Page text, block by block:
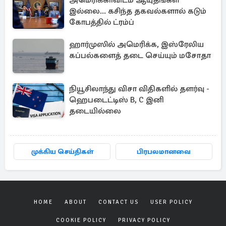
இல்லை... கசிந்த தகவல்களால் கடும்
கோபத்தில் ட்ரம்ப்
ஹார்முஸில் அமெரிக்க, இஸ்ரேலிய
கப்பல்களைத் தடை செய்யும் மசோதா
நியூசிலாந்து விசா விதிகளில் தளர்வு -
ஹெபடைட்டிஸ் B, C இனி
தடையில்லை
முக்கிய செய்திகள் பிரபலமானவை
HOME ABOUT CONTACT US USER POLICY
COOKIE POLICY PRIVACY POLICY